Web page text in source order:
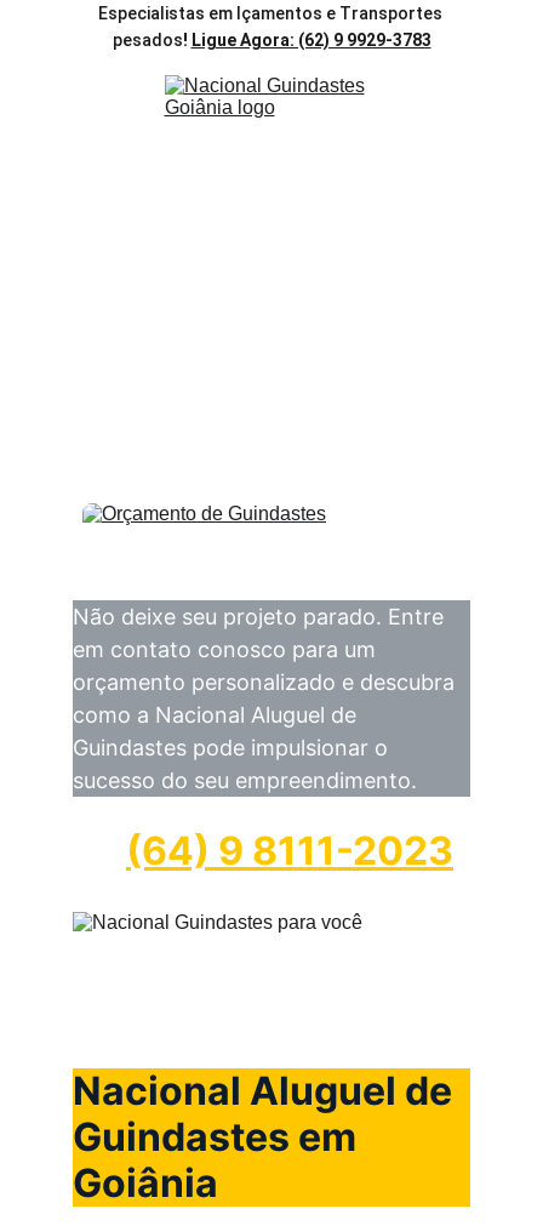
Especialistas em Içamentos e Transportes
pesados! Ligue Agora: (62) 9 9929-3783
(64) 9 8111-2023
Não deixe seu projeto parado. Entre
em contato conosco para um
orçamento personalizado e descubra
como a Nacional Aluguel de
Guindastes pode impulsionar o
sucesso do seu empreendimento.
Nacional Aluguel de
Guindastes em
Goiânia